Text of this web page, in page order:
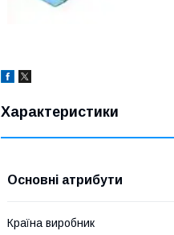
Характеристики
Основні атрибути
Країна виробник